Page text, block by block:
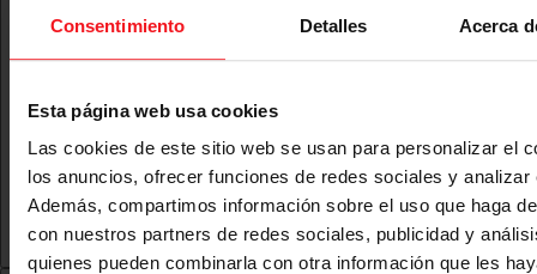
Consentimiento Detalles Acerca
Esta página web usa cookies
Las cookies de este sitio web se usan para personalizar el
los anuncios, ofrecer funciones de redes sociales y analizar
Además, compartimos información sobre el uso que haga
con nuestros partners de redes sociales, publicidad y
quienes pueden combinarla con otra información que les